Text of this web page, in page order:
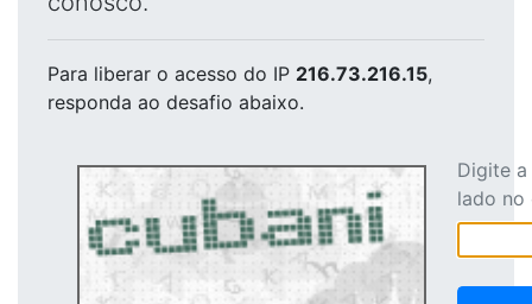
Para liberar o acesso do IP 216.73.216.15,
responda ao desafio abaixo.
Digite
lado no